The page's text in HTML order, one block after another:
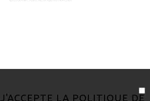
J'ACCEPTE LA POLITIQUE DE